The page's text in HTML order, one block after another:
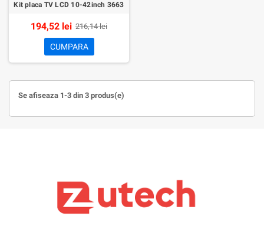
Kit placa TV LCD 10-42inch 3663
194,52 lei 216,14 lei
CUMPARA
Se afiseaza 1-3 din 3 produs(e)